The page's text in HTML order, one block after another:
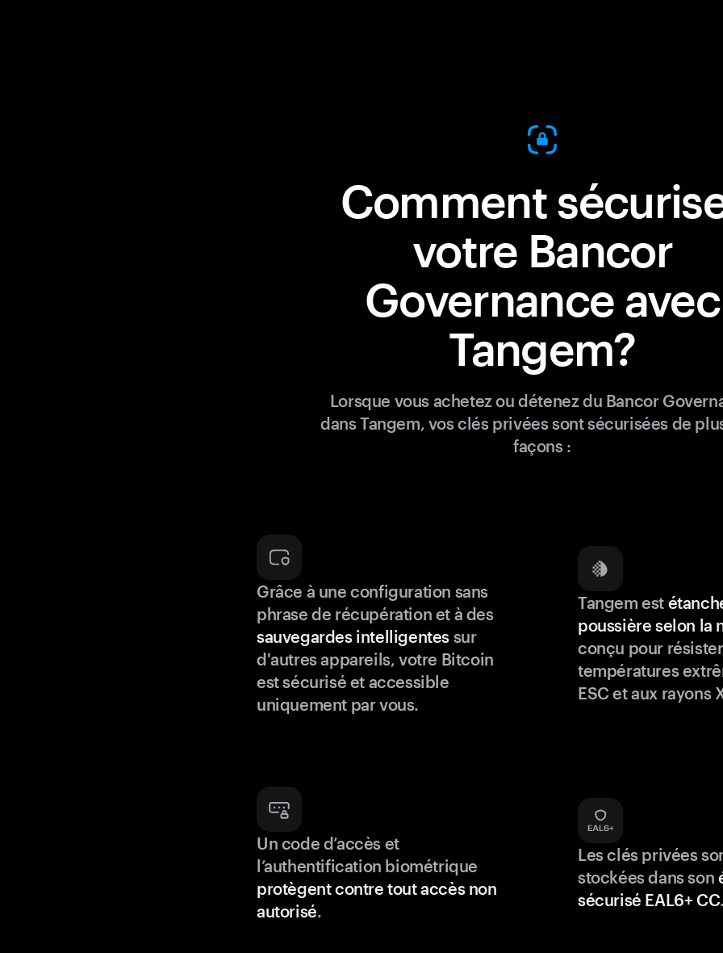
Comment
votre Bancor
Governance avec
Tangem?
Lorsque vous achetez ou détenez du Bancor
dans Tangem, vos clés privées sont sécurisées de
façons :
Grâce à une configuration sans
phrase de récupération et à des
sauvegardes intelligentes sur
d'autres appareils, votre Bitcoin
est sécurisé et accessible
uniquement par vous.
Tangem est
poussière selon la
conçu pour
températures
ESC et aux rayons
Un code d’accès et
l’authentification biométrique
protègent contre tout accès non
autorisé.
Les clés privées
stockées dans son
sécurisé EAL6+ CC